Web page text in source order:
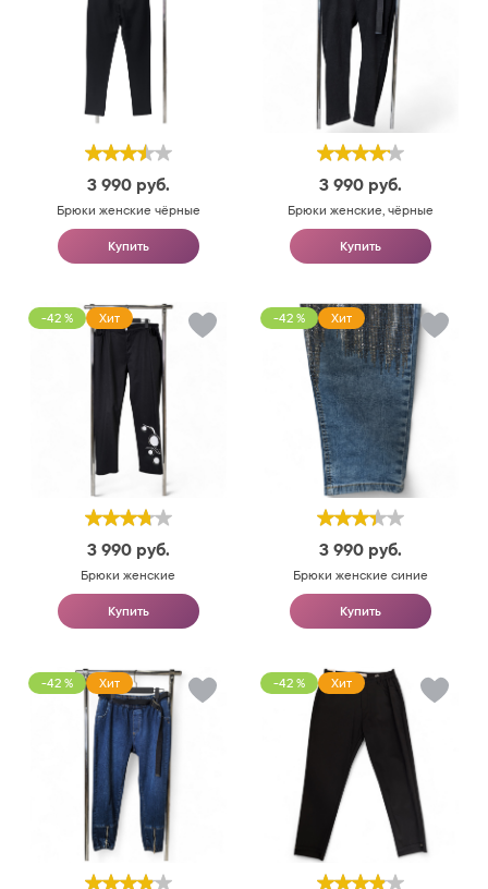
3 990 руб.
Брюки женские чёрные
Купить
3 990 руб.
Брюки женские, чёрные
Купить
-42 % Хит
3 990 руб.
Брюки женские
Купить
-42 % Хит
3 990 руб.
Брюки женские синие
Купить
-42 % Хит -42 % Хит